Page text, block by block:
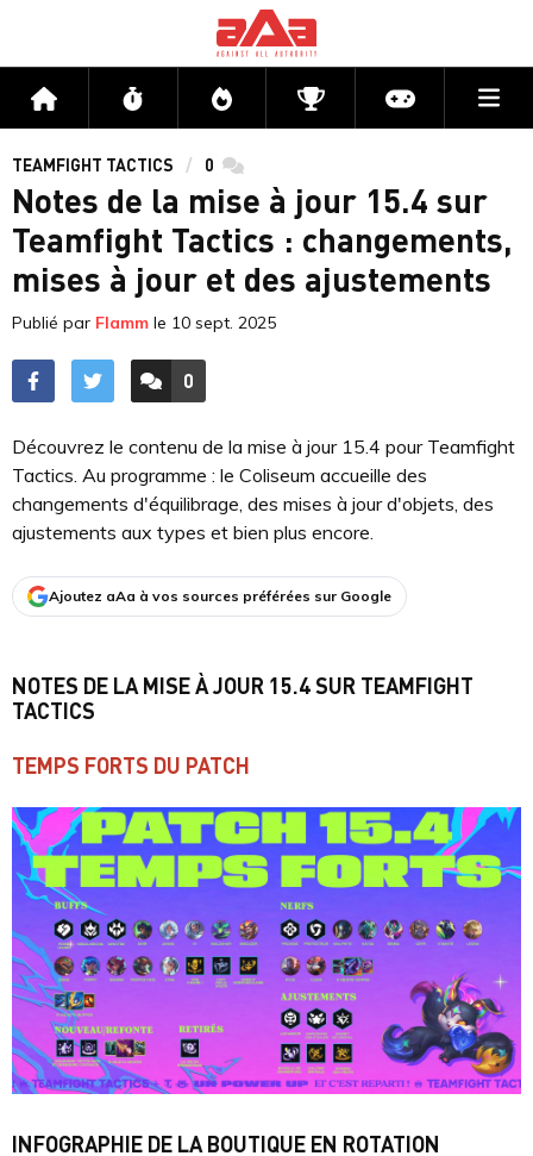
Accueil Flux Directs CompétitionsActu jeux
TEAMFIGHT TACTICS 0 commentaires
Notes de la mise à jour 15.4 sur
Teamfight Tactics : changements,
mises à jour et des ajustements
Publié par Flamm le 10 sept. 2025
ACCÉDER AUX
0
COMMENTAIRES
Découvrez le contenu de la mise à jour 15.4 pour Teamfight
Tactics. Au programme : le Coliseum accueille des
changements d'équilibrage, des mises à jour d'objets, des
ajustements aux types et bien plus encore.
Ajoutez aAa à vos sources préférées sur Google
NOTES DE LA MISE À JOUR 15.4 SUR TEAMFIGHT
TACTICS
TEMPS FORTS DU PATCH
INFOGRAPHIE DE LA BOUTIQUE EN ROTATION